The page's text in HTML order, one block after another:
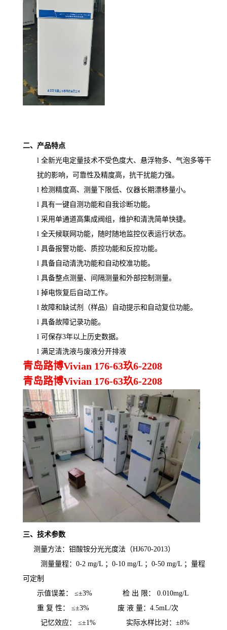
二、产品特点
l 全新光电定量技术不受色度大、悬浮物多、气泡多等干
扰的影响，可靠性及精度高，抗干扰能力强。
l 检测精度高、测量下限低、仪器长期漂移量小。
l 具有一键 自测功能和自我诊断功能。
l 采用单通道高集成阀 组 ，维护和清洗简单快捷。
l 全天候联网功能，随时随地监控仪表运行状态。
l 具备报警功能、质控功能和反控功能。
l 具备自动清洗功能和自动校准功能。
l 具备整点测量、间隔测量和外部控制测量。
l 掉电恢复后自动工作。
l 故障和缺试剂（样品）自动提示和自动复位功能。
l 具备故障记录功能。
l 可保存3年以上历史数据。
l 满足清洗液与废液分开排液
青岛路博Vivian 176-63玖6-2208
青岛路博Vivian 176-63玖6-2208
三、技术参数
测量方法：钼酸铵分光光度法（HJ670-2013）
测量量程：0-2 mg/L ；0-10 mg/L ；0-50 mg/L ；量程
可定制
示值误差： ≤±3% 检 出 限： 0.010mg/L
重 复 性： ≤±3% 废 液 量：4.5mL/次
记忆效应： ≤±1% 实际水样比对：±8%